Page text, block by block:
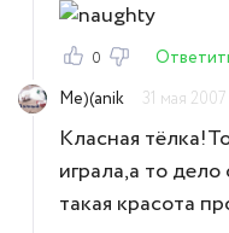
0
Me)(anik
31 мая
Класная
играла,а то
такая красота